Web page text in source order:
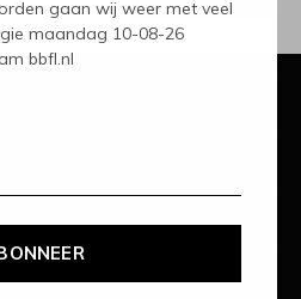
gaan wij weer met veel
maandag 10-08-26
bbfl.nl